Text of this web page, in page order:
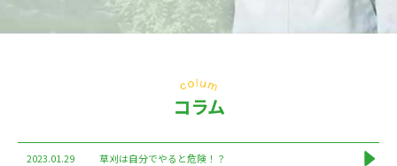
コラム
2023.01.29 草刈は自分でやると危険！？